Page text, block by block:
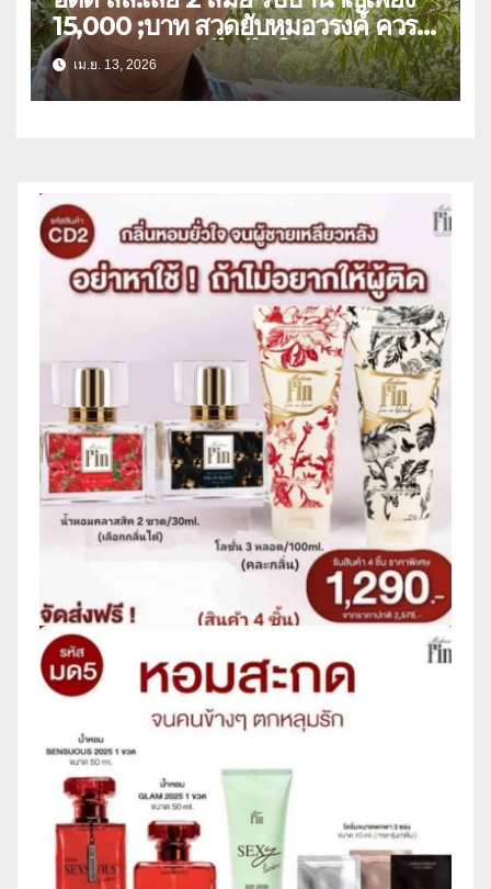
15,000 ;บาท สวดยับหมอวรงค์ ควร
หาวิธีปรับลดแก้ไข ไม่ใช่ยกเลิก
เม.ย. 13, 2026